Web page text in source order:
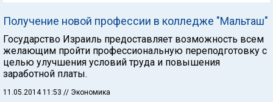
Получение новой профессии в колледже "Мальташ"
Государство Израиль предоставляет возможность всем
желающим пройти профессиональную переподготовку с
целью улучшения условий труда и повышения
заработной платы.
11.05.2014 11:53 // Экономика